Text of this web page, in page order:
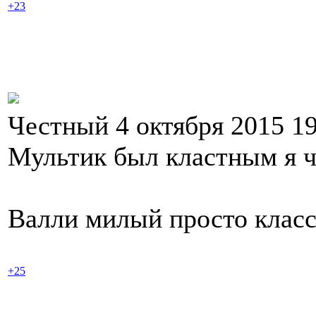
+23
Честный 4 октября 2015
Мультик был кластным я
Валли милый просто класс
+25